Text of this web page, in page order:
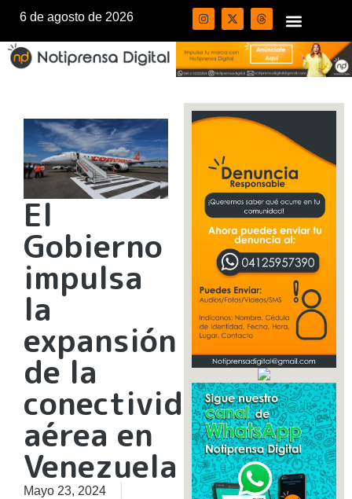
6 de agosto de 2026
El
Gobierno
impulsa
la
expansión
de la
conectividad
aérea en
Venezuela
Mayo 23, 2024